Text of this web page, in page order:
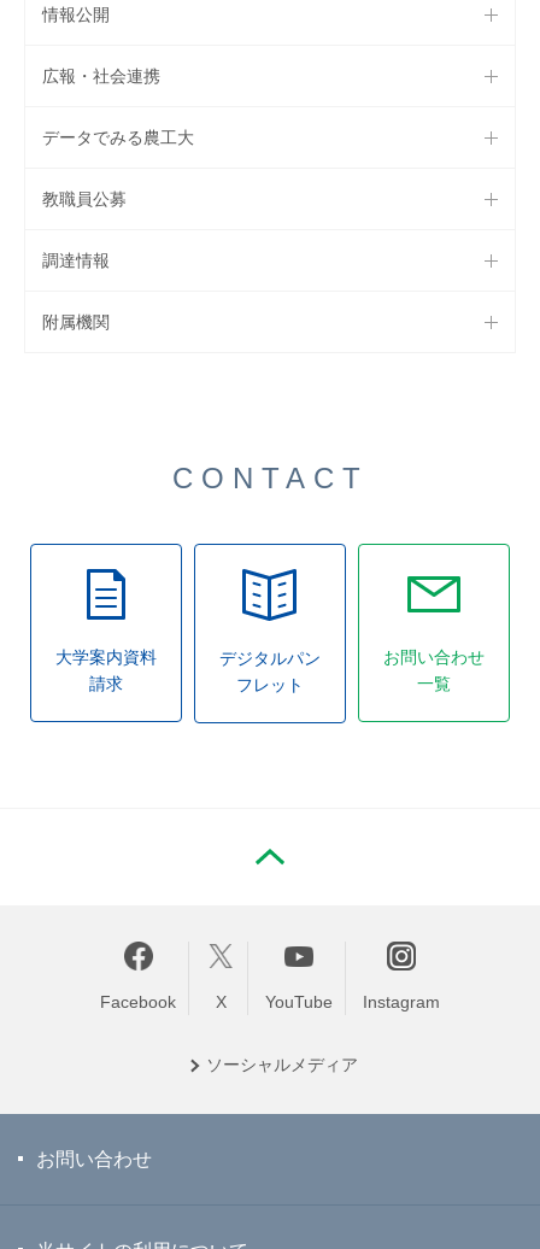
情報公開
広報・社会連携
データでみる農工大
教職員公募
調達情報
附属機関
CONTACT
大学案内資料
請求
デジタルパン
フレット
お問い合わせ
一覧
Facebook X YouTube Instagram
ソーシャル メディア
お問い合わせ